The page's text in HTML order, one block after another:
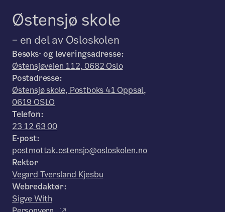
Østensjø skole
– en del av Osloskolen
Besøks- og leveringsadresse:
Østensjøveien 112, 0682 Oslo
Postadresse:
Østensjø skole, Postboks 41 Oppsal,
0619 OSLO
Telefon:
23 12 63 00
E-post:
postmottak.ostensjo@osloskolen.no
Rektor
Vegard Tversland Kjesbu
Webredaktør:
Sigve With